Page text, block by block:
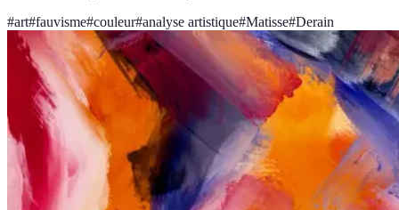
#art#fauvisme#couleur#analyse artistique#Matisse#Derain